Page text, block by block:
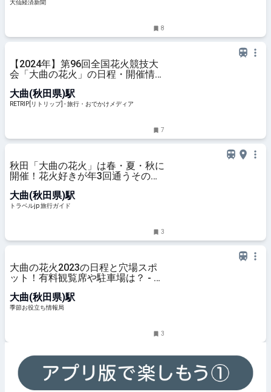
大仙経済新聞
8
【2024年】第96回全国花火競技大
会「大曲の花火」の日程・開催情報
大曲(秋田県)駅
RETRIP[リトリップ] - 旅行・おでかけメディア
7
秋田「大曲の花火」は春・夏・秋に
開催！花火好きが年3回通うその魅
イド
大曲(秋田県)駅
トラベルjp 旅行ガイド
3
大曲の花火2023の日程と穴場スポ
ット！有料観覧席や駐車場は？ - 季
大曲(秋田県)駅
季節お役立ち情報局
3